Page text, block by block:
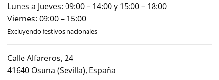
Lunes a Jueves: 09:00 – 14:00 y 15:00 – 18:00
Viernes: 09:00 – 15:00
Excluyendo festivos nacionales
Calle Alfareros, 24
41640 Osuna (Sevilla), España